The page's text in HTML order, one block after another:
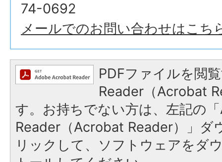
74-0692
メールでのお問い合わせはこち
PDFファイルを閲
Reader（Acrobat
す。お持ちでない方は、左記の
Reader（Acrobat Reader）」ダ
リックして、ソフトウェアをダ